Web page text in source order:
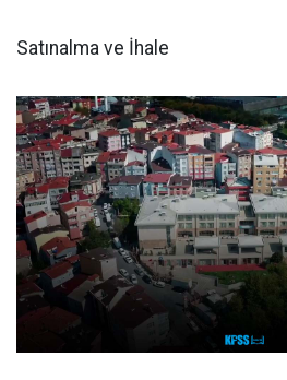
Satınalma ve İhale